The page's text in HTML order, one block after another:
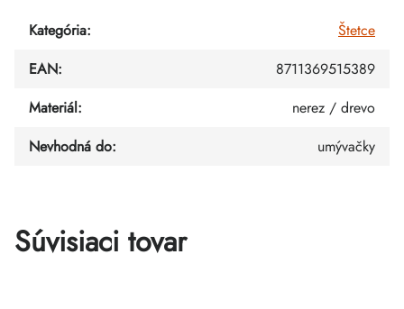
Kategória:
Štetce
EAN:
8711369515389
Materiál:
nerez / drevo
Nevhodná do: umývačky
Súvisiaci tovar